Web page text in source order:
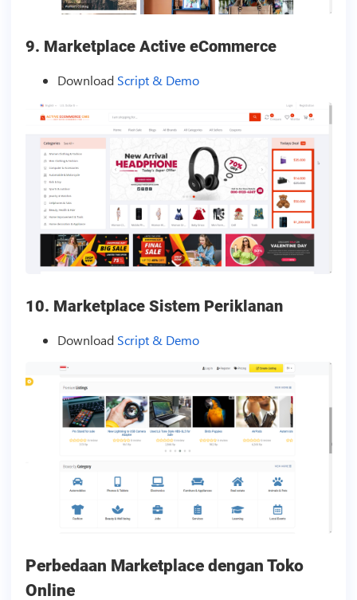
9. Marketplace Active eCommerce
Download Script & Demo
10. Marketplace Sistem Periklanan
Download Script & Demo
Perbedaan Marketplace dengan Toko
Online